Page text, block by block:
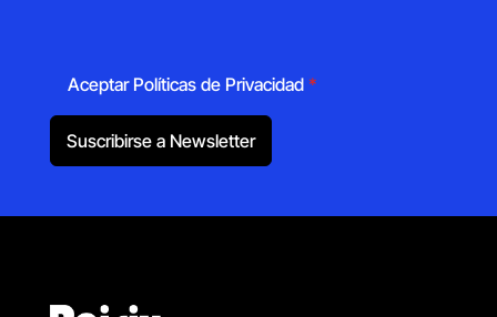
Aceptar Políticas de Privacidad *
Suscribirse a Newsletter